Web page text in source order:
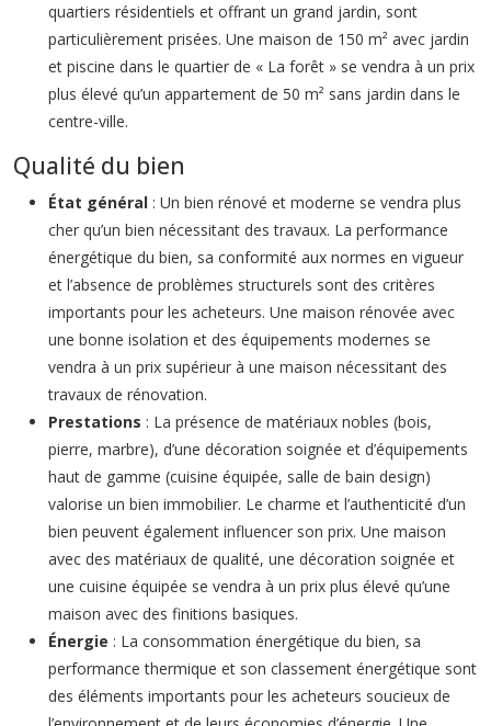
quartiers résidentiels et offrant un grand jardin, sont
particulièrement prisées. Une maison de 150 m² avec jardin
et piscine dans le quartier de « La forêt » se vendra à un prix
plus élevé qu’un appartement de 50 m² sans jardin dans le
centre-ville.
Qualité du bien
État général : Un bien rénové et moderne se vendra plus
cher qu’un bien nécessitant des travaux. La performance
énergétique du bien, sa conformité aux normes en vigueur
et l’absence de problèmes structurels sont des critères
importants pour les acheteurs. Une maison rénovée avec
une bonne isolation et des équipements modernes se
vendra à un prix supérieur à une maison nécessitant des
travaux de rénovation.
Prestations : La présence de matériaux nobles (bois,
pierre, marbre), d’une décoration soignée et d’équipements
haut de gamme (cuisine équipée, salle de bain design)
valorise un bien immobilier. Le charme et l’authenticité d’un
bien peuvent également influencer son prix. Une maison
avec des matériaux de qualité, une décoration soignée et
une cuisine équipée se vendra à un prix plus élevé qu’une
maison avec des finitions basiques.
Énergie : La consommation énergétique du bien, sa
performance thermique et son classement énergétique sont
des éléments importants pour les acheteurs soucieux de